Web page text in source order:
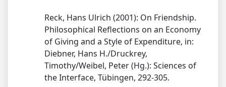
Reck, Hans Ulrich (2001): On Friendship.
Philosophical Reflections on an Economy
of Giving and a Style of Expenditure, in:
Diebner, Hans H./Druckrey,
Timothy/Weibel, Peter (Hg.): Sciences of
the Interface, Tübingen, 292-305.